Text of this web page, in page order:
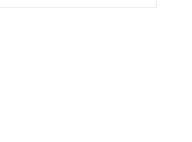
响；<&list>3.稳定器的转向胶套和球头